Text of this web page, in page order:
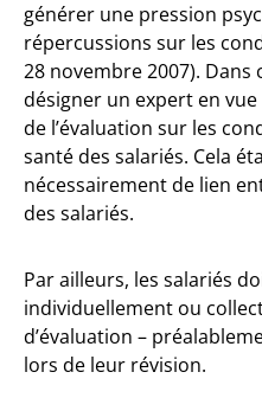
générer une pression
répercussions sur les
28 novembre 2007). Dans
désigner un expert en
de l’évaluation sur les
santé des salariés. Cela
nécessairement de lien
des salariés.
Par ailleurs, les salariés
individuellement ou
d’évaluation –
lors de leur révision.